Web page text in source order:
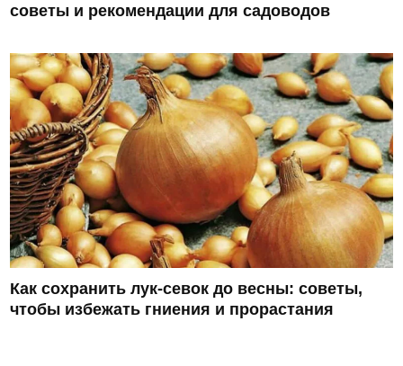
советы и рекомендации для садоводов
Как сохранить лук-севок до весны: советы,
чтобы избежать гниения и прорастания